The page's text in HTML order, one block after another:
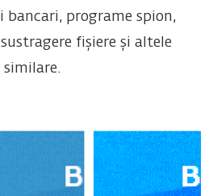
bancari, programe spion,
fișiere și altele
similare.